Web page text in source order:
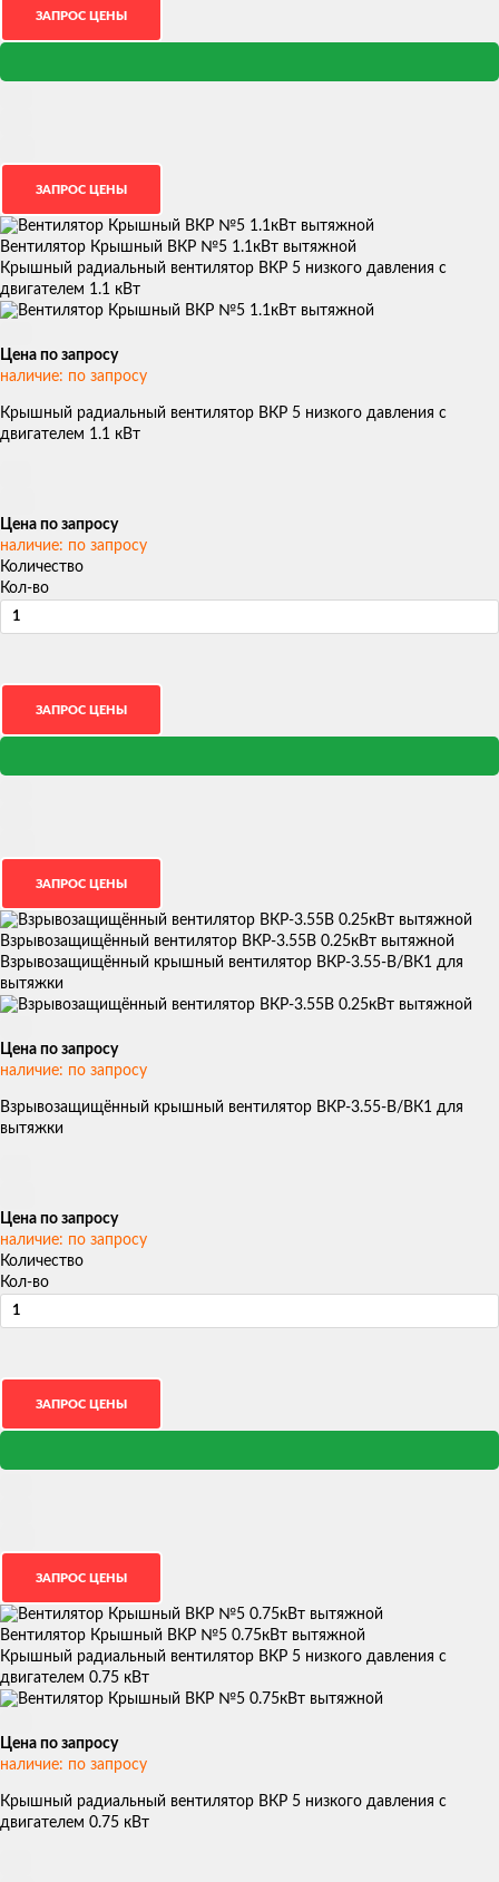
Вентилятор Крышный ВКР №5 1.1кВт вытяжной
Крышный радиальный вентилятор ВКР 5 низкого давления с
двигателем 1.1 кВт
Цена по запросу
наличие: по запросу
Крышный радиальный вентилятор ВКР 5 низкого давления с
двигателем 1.1 кВт
Цена по запросу
наличие: по запросу
Количество
Кол-во
Взрывозащищённый вентилятор ВКР-3.55В 0.25кВт вытяжной
Взрывозащищённый крышный вентилятор ВКР-3.55-В/ВК1 для
вытяжки
Цена по запросу
наличие: по запросу
Взрывозащищённый крышный вентилятор ВКР-3.55-В/ВК1 для
вытяжки
Цена по запросу
наличие: по запросу
Количество
Кол-во
Вентилятор Крышный ВКР №5 0.75кВт вытяжной
Крышный радиальный вентилятор ВКР 5 низкого давления с
двигателем 0.75 кВт
Цена по запросу
наличие: по запросу
Крышный радиальный вентилятор ВКР 5 низкого давления с
двигателем 0.75 кВт